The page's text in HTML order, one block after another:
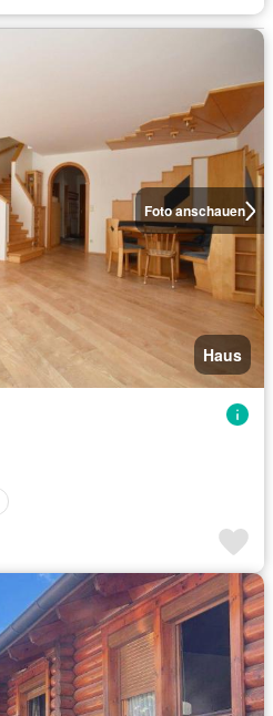
Foto anschauen
Haus